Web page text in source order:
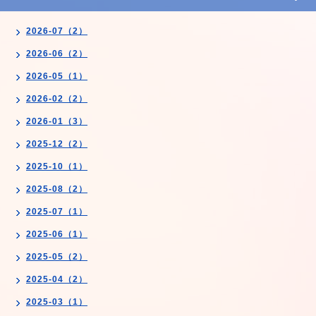
2026-07（2）
2026-06（2）
2026-05（1）
2026-02（2）
2026-01（3）
2025-12（2）
2025-10（1）
2025-08（2）
2025-07（1）
2025-06（1）
2025-05（2）
2025-04（2）
2025-03（1）